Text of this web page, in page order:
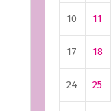
10 11
17 18
24 25